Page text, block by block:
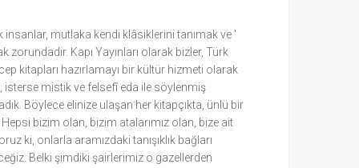
insanlar, mutlaka kendi klâsiklerini tanımak ve '
Kapı Yayınları olarak bizler, Türk
kitapları hazırlamayı bir kültür hizmeti olarak
isterse mistik ve felsefî eda ile söylenmiş
Böylece elinize ulaşan her kitapçıkta, ünlü bir
bizim olan, bizim atalarımız olan, bize ait
ki, onlarla aramızdaki tanışıklık bağları
Belki şimdiki şairlerimiz o gazellerden